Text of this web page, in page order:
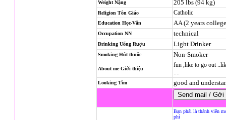
Weight Nặng 205 lbs (94 kg)
Religion Tôn Giáo Catholic
Education Học-Vấn AA (2 years
Occupation NN technical
Drinking Uống Rượu Light Drinker
Smoking Hút thuốc Non-Smoker
About me Giới thiệu
fun ,like to go out
....
Looking Tìm good and
Bạn phải là thành viên
phí